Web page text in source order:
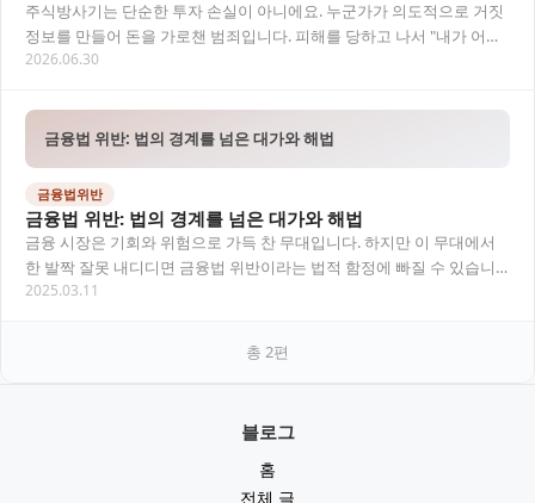
주식방사기는 단순한 투자 손실이 아니에요. 누군가가 의도적으로 거짓
정보를 만들어 돈을 가로챈 범죄입니다. 피해를 당하고 나서 "내가 어리
석었나"라고 자책하는 분들이 많은데, 그럴…
2026.06.30
금융법 위반: 법의 경계를 넘은 대가와 해법
금융법위반
금융법 위반: 법의 경계를 넘은 대가와 해법
금융 시장은 기회와 위험으로 가득 찬 무대입니다. 하지만 이 무대에서
한 발짝 잘못 내디디면 금융법 위반이라는 법적 함정에 빠질 수 있습니
다. 변호사로서 수많은 의뢰인을 만나며 깨…
2025.03.11
총 2편
블로그
홈
전체 글